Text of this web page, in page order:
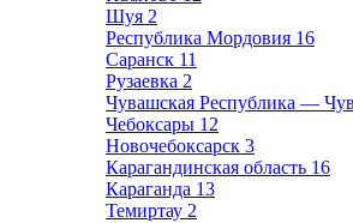
Шуя 2
Республика Мордовия 16
Саранск 11
Рузаевка 2
Чувашская Республика —
Чебоксары 12
Новочебоксарск 3
Карагандинская область 16
Караганда 13
Темиртау 2